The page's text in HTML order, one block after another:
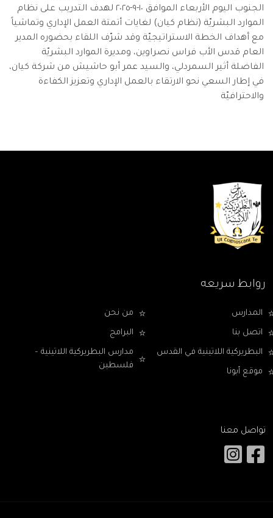
الجنوب اليوم الأربعاء الموافق ١٠-٩-٢٠٢٥ لهدف التدريب على نظام
الموارد البشريّة (نظام كيان) لغايات أتمتة العمل الإداري وتماشياً
مع أهداف الخطة الاستراتيجيّة وقد شرّف اللقاء بحضوره المدير
العام قدس الأب فراس نصراوين، ومديرة الموارد البشريّة
الفاضلة أثير السمردلي، والسيد عمر أبو حاشيش من شركة كيان،
في إطار السعي نحو الارتقاء بالعمل الإداري وتعزيز الكفاءة
والاحترافيّة
روابط سريعه
من نحن المدارس
البرامج اتصل بنا
مدارس البطريركية اللاتينية –
فلسطين
البطريركية اللاتينية في القدس
موقع أبونا
تواصل معنا